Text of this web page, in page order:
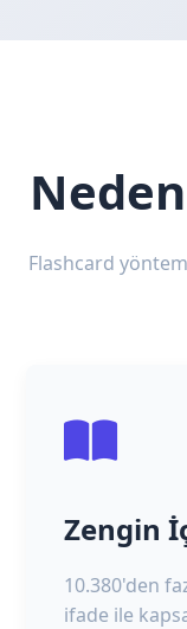
Flashcard
Zengin
10.380'den
ifade ile